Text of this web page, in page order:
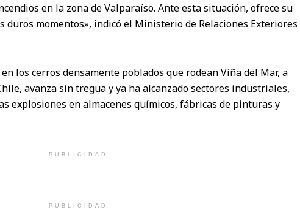
en la zona de Valparaíso. Ante esta situación, ofrece su
duros momentos», indicó el Ministerio de Relaciones Exteriores
los cerros densamente poblados que rodean Viña del Mar, a
avanza sin tregua y ya ha alcanzado sectores industriales,
explosiones en almacenes químicos, fábricas de pinturas y
PUBLICIDAD
PUBLICIDAD